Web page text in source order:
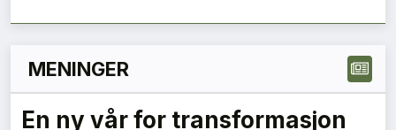
MENINGER
En ny vår for transformasjon